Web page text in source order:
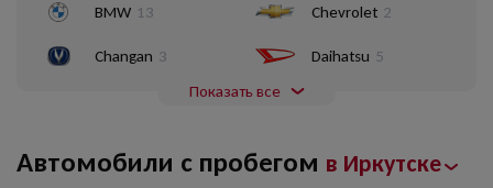
BMW 13
Changan 3
Chevrolet 2
Daihatsu 5
Показать все
Автомобили с пробегом в Иркутске